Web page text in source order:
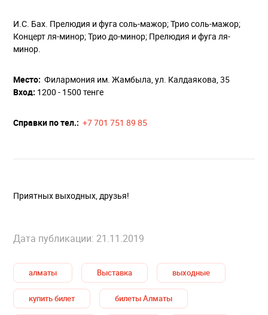
И.С. Бах. Прелюдия и фуга соль-мажор; Трио соль-мажор;
Концерт ля-минор; Трио до-минор; Прелюдия и фуга ля-
минор.
Место: Филармония им. Жамбыла, ул. Калдаякова, 35
Вход: 1200 - 1500 тенге
Справки по тел.: +7 701 751 89 85
Приятных выходных, друзья!
Дата публикации: 21.11.2019
алматы Выставка выходные
купить билет билеты Алматы